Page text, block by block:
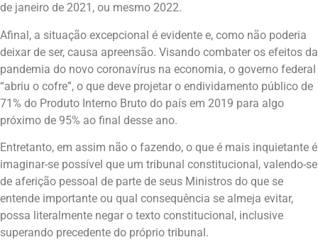
de janeiro de 2021, ou mesmo 2022.
Afinal, a situação excepcional é evidente e, como não poderia
deixar de ser, causa apreensão. Visando combater os efeitos da
pandemia do novo coronavírus na economia, o governo federal
“abriu o cofre”, o que deve projetar o endividamento público de
71% do Produto Interno Bruto do país em 2019 para algo
próximo de 95% ao final desse ano.
Entretanto, em assim não o fazendo, o que é mais inquietante é
imaginar-se possível que um tribunal constitucional, valendo-se
de aferição pessoal de parte de seus Ministros do que se
entende importante ou qual consequência se almeja evitar,
possa literalmente negar o texto constitucional, inclusive
superando precedente do próprio tribunal.